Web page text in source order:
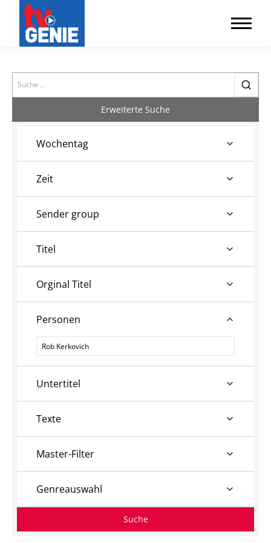
Search
Erweiterte Suche
Wochentag
Zeit
Sender group
Titel
Orginal Titel
Personen
Personen
Untertitel
Texte
Master-Filter
Genreauswahl
Suche